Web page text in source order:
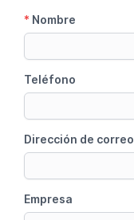
* Nombre
Teléfono
Dirección de correo
Empresa